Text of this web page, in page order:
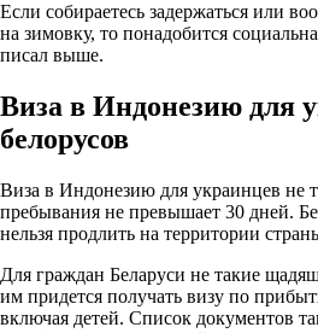
Если собираетесь задержаться или
на зимовку, то понадобится
писал выше.
Виза в Индонезию для
белорусов
Виза в Индонезию для украинцев не
пребывания не превышает 30 дней.
нельзя продлить на территории
Для граждан Беларуси не такие
им придется получать визу по
включая детей. Список документов